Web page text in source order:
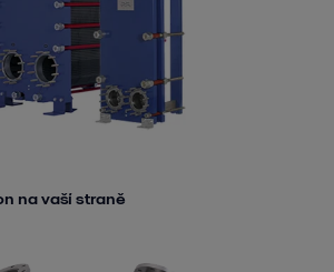
na vaší straně